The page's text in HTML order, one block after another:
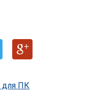
для ПК